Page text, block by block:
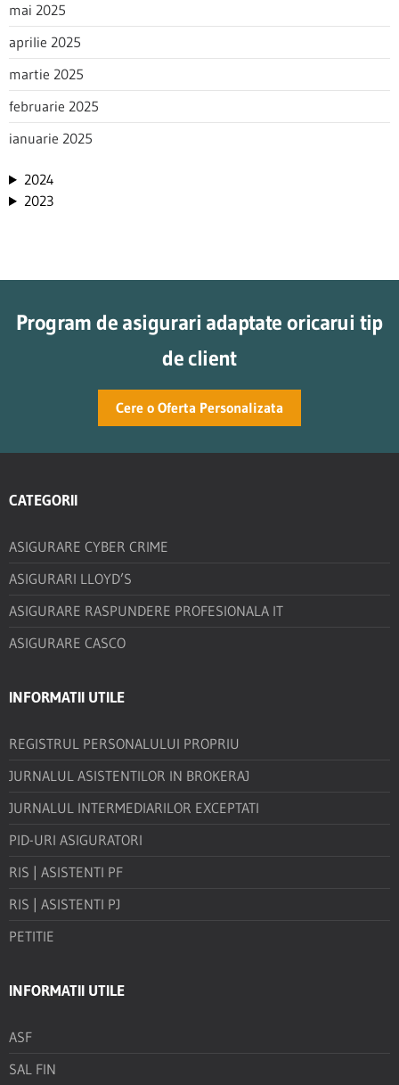
mai 2025
aprilie 2025
martie 2025
februarie 2025
ianuarie 2025
2024
2023
Program de asigurari adaptate oricarui tip
de client
Cere o Oferta Personalizata
CATEGORII
ASIGURARE CYBER CRIME
ASIGURARI LLOYD’S
ASIGURARE RASPUNDERE PROFESIONALA IT
ASIGURARE CASCO
INFORMATII UTILE
REGISTRUL PERSONALULUI PROPRIU
JURNALUL ASISTENTILOR IN BROKERAJ
JURNALUL INTERMEDIARILOR EXCEPTATI
PID-URI ASIGURATORI
RIS | ASISTENTI PF
RIS | ASISTENTI PJ
PETITIE
INFORMATII UTILE
ASF
SAL FIN